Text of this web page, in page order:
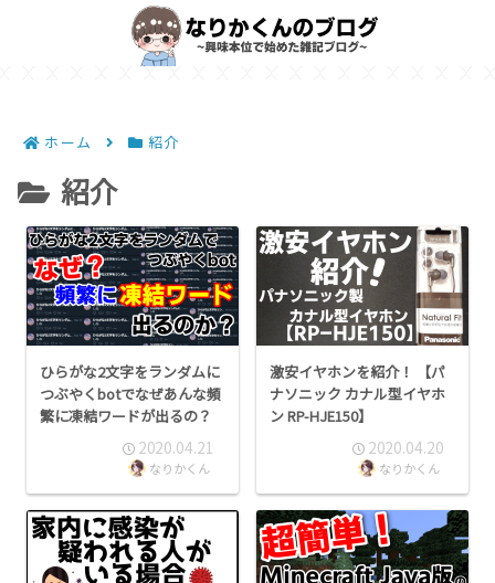
ホーム 紹介
紹介
ひらがな2文字をランダムに
つぶやくbotでなぜあんな頻
繁に凍結ワードが出るの？
2020.04.21
なりかくん
激安イヤホンを紹介！ 【パ
ナソニック カナル型イヤホ
ン RP-HJE150】
2020.04.20
なりかくん